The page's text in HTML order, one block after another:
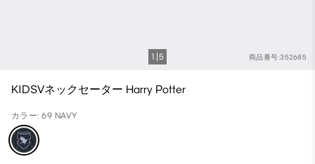
商品番号:352685
1 5
KIDSVネックセーター Harry Potter
カラー: 69 NAVY